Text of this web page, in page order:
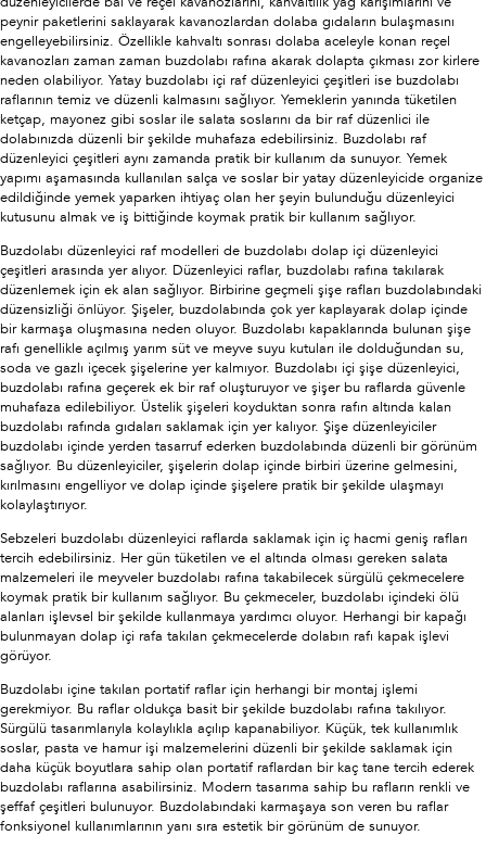
peynir paketlerini saklayarak kavanozlardan dolaba gıdaların bulaşmasını
engelleyebilirsiniz. Özellikle kahvaltı sonrası dolaba aceleyle konan reçel
kavanozları zaman zaman buzdolabı rafına akarak dolapta çıkması zor kirlere
neden olabiliyor. Yatay buzdolabı içi raf düzenleyici çeşitleri ise buzdolabı
raflarının temiz ve düzenli kalmasını sağlıyor. Yemeklerin yanında tüketilen
ketçap, mayonez gibi soslar ile salata soslarını da bir raf düzenlici ile
dolabınızda düzenli bir şekilde muhafaza edebilirsiniz. Buzdolabı raf
düzenleyici çeşitleri aynı zamanda pratik bir kullanım da sunuyor. Yemek
yapımı aşamasında kullanılan salça ve soslar bir yatay düzenleyicide organize
edildiğinde yemek yaparken ihtiyaç olan her şeyin bulunduğu düzenleyici
kutusunu almak ve iş bittiğinde koymak pratik bir kullanım sağlıyor.
Buzdolabı düzenleyici raf modelleri de buzdolabı dolap içi düzenleyici
çeşitleri arasında yer alıyor. Düzenleyici raflar, buzdolabı rafına takılarak
düzenlemek için ek alan sağlıyor. Birbirine geçmeli şişe rafları buzdolabındaki
düzensizliği önlüyor. Şişeler, buzdolabında çok yer kaplayarak dolap içinde
bir karmaşa oluşmasına neden oluyor. Buzdolabı kapaklarında bulunan şişe
rafı genellikle açılmış yarım süt ve meyve suyu kutuları ile dolduğundan su,
soda ve gazlı içecek şişelerine yer kalmıyor. Buzdolabı içi şişe düzenleyici,
buzdolabı rafına geçerek ek bir raf oluşturuyor ve şişer bu raflarda güvenle
muhafaza edilebiliyor. Üstelik şişeleri koyduktan sonra rafın altında kalan
buzdolabı rafında gıdaları saklamak için yer kalıyor. Şişe düzenleyiciler
buzdolabı içinde yerden tasarruf ederken buzdolabında düzenli bir görünüm
sağlıyor. Bu düzenleyiciler, şişelerin dolap içinde birbiri üzerine gelmesini,
kırılmasını engelliyor ve dolap içinde şişelere pratik bir şekilde ulaşmayı
kolaylaştırıyor.
Sebzeleri buzdolabı düzenleyici raflarda saklamak için iç hacmi geniş rafları
tercih edebilirsiniz. Her gün tüketilen ve el altında olması gereken salata
malzemeleri ile meyveler buzdolabı rafına takabilecek sürgülü çekmecelere
koymak pratik bir kullanım sağlıyor. Bu çekmeceler, buzdolabı içindeki ölü
alanları işlevsel bir şekilde kullanmaya yardımcı oluyor. Herhangi bir kapağı
bulunmayan dolap içi rafa takılan çekmecelerde dolabın rafı kapak işlevi
görüyor.
Buzdolabı içine takılan portatif raflar için herhangi bir montaj işlemi
gerekmiyor. Bu raflar oldukça basit bir şekilde buzdolabı rafına takılıyor.
Sürgülü tasarımlarıyla kolaylıkla açılıp kapanabiliyor. Küçük, tek kullanımlık
soslar, pasta ve hamur işi malzemelerini düzenli bir şekilde saklamak için
daha küçük boyutlara sahip olan portatif raflardan bir kaç tane tercih ederek
buzdolabı raflarına asabilirsiniz. Modern tasarıma sahip bu rafların renkli ve
şeffaf çeşitleri bulunuyor. Buzdolabındaki karmaşaya son veren bu raflar
fonksiyonel kullanımlarının yanı sıra estetik bir görünüm de sunuyor.